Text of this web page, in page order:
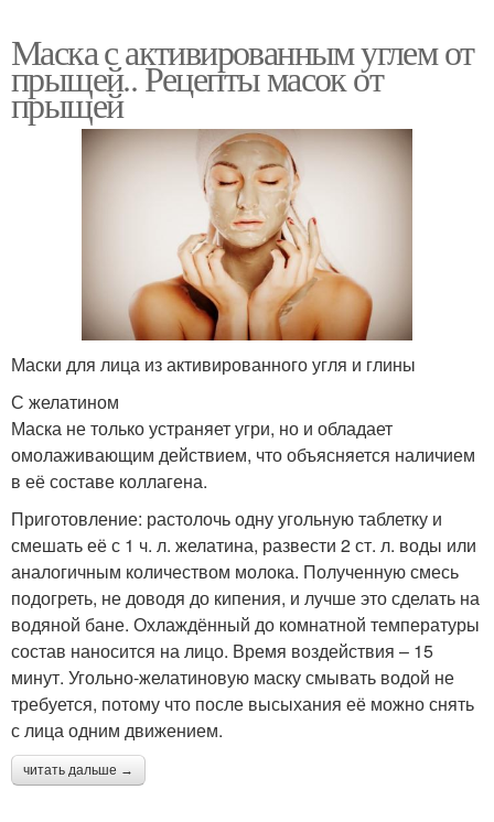
Маска с активированным углем от
прыщей.. Рецепты масок от
прыщей
Маски для лица из активированного угля и глины
С желатином
Маска не только устраняет угри, но и обладает
омолаживающим действием, что объясняется наличием
в её составе коллагена.
Приготовление: растолочь одну угольную таблетку и
смешать её с 1 ч. л. желатина, развести 2 ст. л. воды или
аналогичным количеством молока. Полученную смесь
подогреть, не доводя до кипения, и лучше это сделать на
водяной бане. Охлаждённый до комнатной температуры
состав наносится на лицо. Время воздействия – 15
минут. Угольно-желатиновую маску смывать водой не
требуется, потому что после высыхания её можно снять
с лица одним движением.
читать дальше →